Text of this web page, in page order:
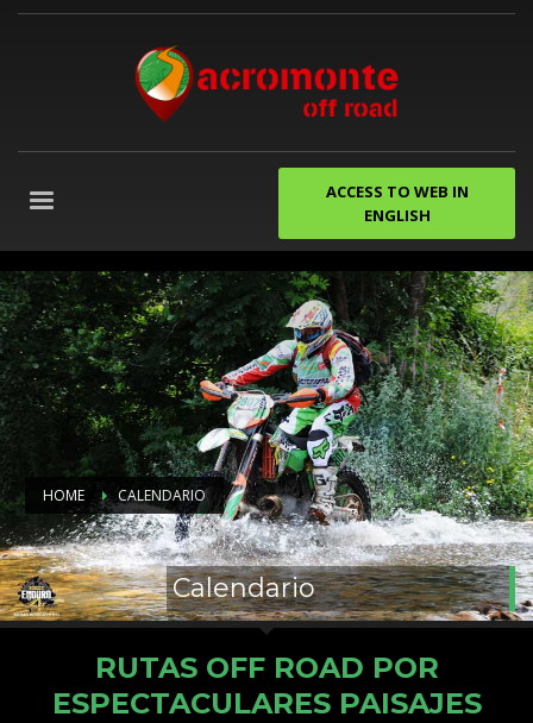
ACCESS TO WEB IN
ENGLISH
despedidas
de
soltero
gijon
Agencia
de
Marketing
Digital
Granada
HOME CALENDARIO
Calendario
RUTAS OFF ROAD POR
ESPECTACULARES PAISAJES